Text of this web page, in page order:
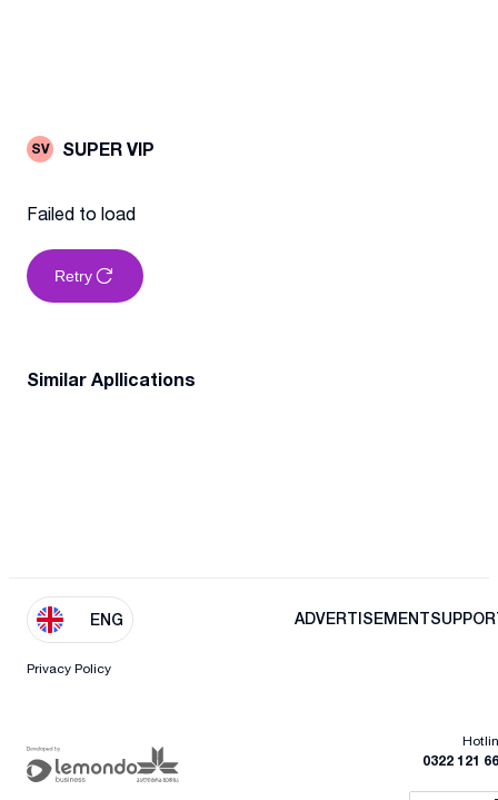
SV SUPER VIP
Failed to load
Retry
Similar Apllications
ENG ADVERTISEMENT
Privacy Policy
0322 121